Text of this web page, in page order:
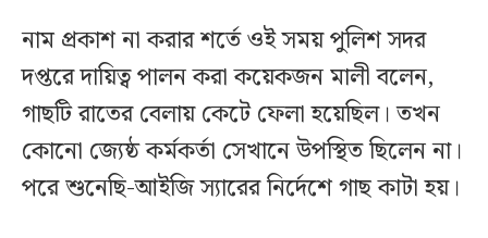
নাম প্রকাশ না করার শর্তে ওই সময় পুলিশ সদর
দপ্তরে দায়িত্ব পালন করা কয়েকজন মালী বলেন,
গাছটি রাতের বেলায় কেটে ফেলা হয়েছিল। তখন
কোনো জ্যেষ্ঠ কর্মকর্তা সেখানে উপস্থিত ছিলেন না।
পরে শুনেছি-আইজি স্যারের নির্দেশে গাছ কাটা হয়।